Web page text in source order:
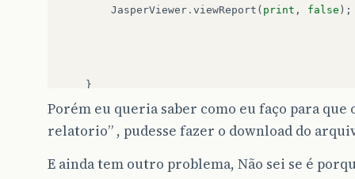
JasperViewer . viewReport ( print , false );
}
Porém eu queria saber como eu faço para
relatorio” , pudesse fazer o download do
E ainda tem outro problema, Não sei se é